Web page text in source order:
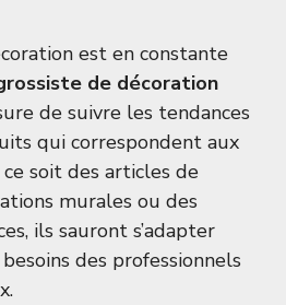
est en constante
de décoration
de suivre les tendances
qui correspondent aux
soit des articles de
murales ou des
ils sauront s’adapter
des professionnels